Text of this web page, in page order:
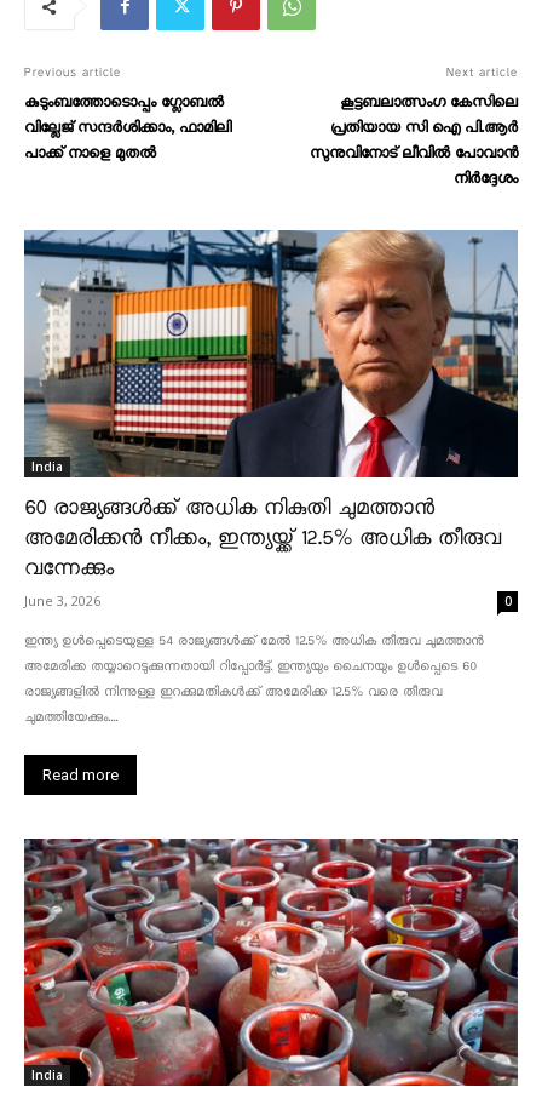
Previous article
കുടുംബത്തോടൊപ്പം ഗ്ലോബല്‍
വില്ലേജ് സന്ദര്‍ശിക്കാം,​ ഫാമിലി
പാക്ക്​ നാളെ മുതൽ
Next article
കൂട്ടബലാത്സംഗ കേസിലെ
പ്രതിയായ സി ഐ പി.ആർ
സുനുവിനോട് ലീവിൽ പോവാൻ
നിർദ്ദേശം
India
60 രാജ്യങ്ങൾക്ക് അധിക നികുതി ചുമത്താൻ
അമേരിക്കൻ നീക്കം, ഇന്ത്യയ്ക്ക് 12.5% അധിക തീരുവ
വന്നേക്കും
June 3, 2026 0
ഇന്ത്യ ഉൾപ്പെടെയുള്ള 54 രാജ്യങ്ങൾക്ക് മേൽ 12.5% അധിക തീരുവ ചുമത്താൻ
അമേരിക്ക തയ്യാറെടുക്കുന്നതായി റിപ്പോർട്ട്. ഇന്ത്യയും ചൈനയും ഉൾപ്പെടെ 60
രാജ്യങ്ങളിൽ നിന്നുള്ള ഇറക്കുമതികൾക്ക് അമേരിക്ക 12.5% ​​വരെ തീരുവ
ചുമത്തിയേക്കും....
Read more
India